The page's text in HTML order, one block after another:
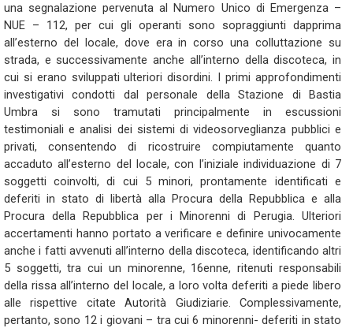
una segnalazione pervenuta al Numero Unico di Emergenza –
NUE – 112, per cui gli operanti sono sopraggiunti dapprima
all’esterno del locale, dove era in corso una colluttazione su
strada, e successivamente anche all’interno della discoteca, in
cui si erano sviluppati ulteriori disordini. I primi approfondimenti
investigativi condotti dal personale della Stazione di Bastia
Umbra si sono tramutati principalmente in escussioni
testimoniali e analisi dei sistemi di videosorveglianza pubblici e
privati, consentendo di ricostruire compiutamente quanto
accaduto all’esterno del locale, con l’iniziale individuazione di 7
soggetti coinvolti, di cui 5 minori, prontamente identificati e
deferiti in stato di libertà alla Procura della Repubblica e alla
Procura della Repubblica per i Minorenni di Perugia. Ulteriori
accertamenti hanno portato a verificare e definire univocamente
anche i fatti avvenuti all’interno della discoteca, identificando altri
5 soggetti, tra cui un minorenne, 16enne, ritenuti responsabili
della rissa all’interno del locale, a loro volta deferiti a piede libero
alle rispettive citate Autorità Giudiziarie. Complessivamente,
pertanto, sono 12 i giovani – tra cui 6 minorenni- deferiti in stato